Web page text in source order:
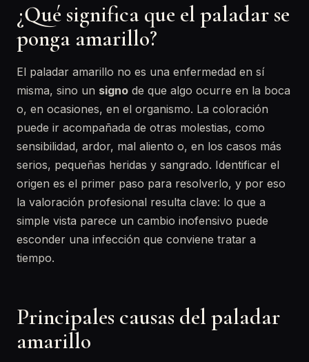
¿Qué significa que el paladar se
ponga amarillo?
El paladar amarillo no es una enfermedad en sí
misma, sino un signo de que algo ocurre en la boca
o, en ocasiones, en el organismo. La coloración
puede ir acompañada de otras molestias, como
sensibilidad, ardor, mal aliento o, en los casos más
serios, pequeñas heridas y sangrado. Identificar el
origen es el primer paso para resolverlo, y por eso
la valoración profesional resulta clave: lo que a
simple vista parece un cambio inofensivo puede
esconder una infección que conviene tratar a
tiempo.
Principales causas del paladar
amarillo